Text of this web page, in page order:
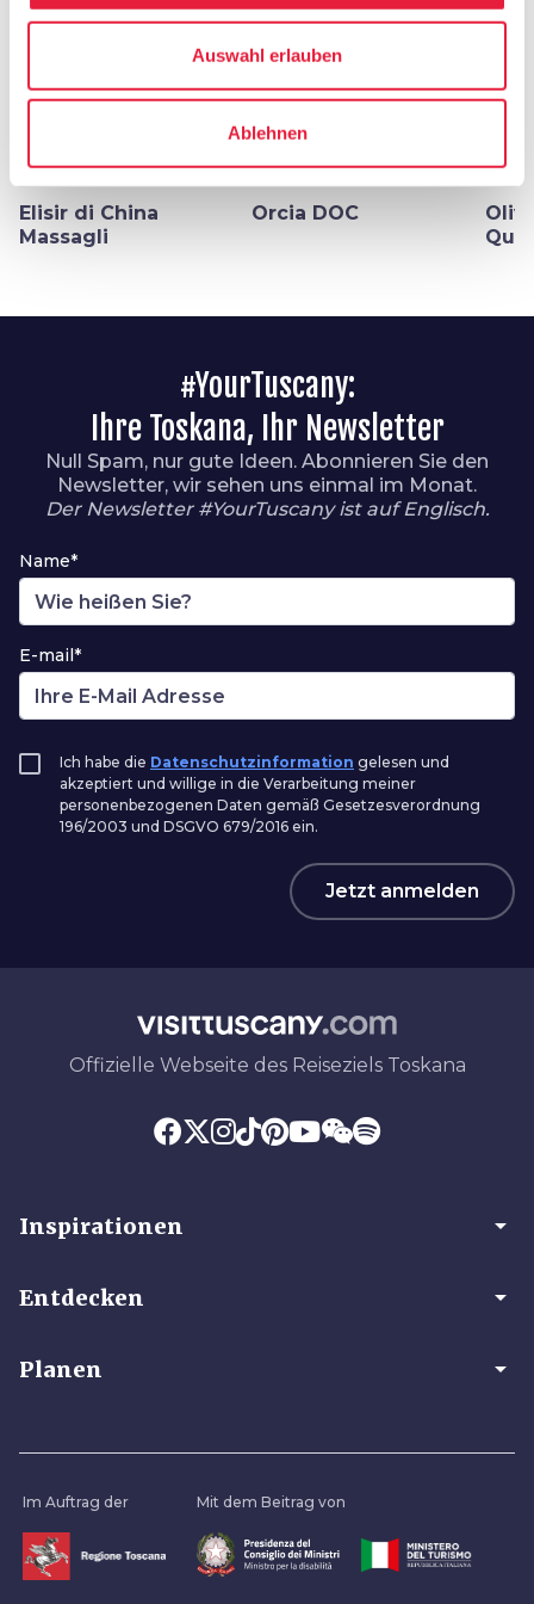
Auswahl erlauben
Ablehnen
Honig
Elisir di China
Massagli
Wein, Olivenöl und
Honig
Orcia DOC
#YourTuscany:
Ihre Toskana, Ihr Newsletter
Null Spam, nur gute Ideen. Abonnieren Sie den
Newsletter, wir sehen uns einmal im Monat.
Der Newsletter #YourTuscany ist auf Englisch.
Name*
E-mail*
Ich habe die Datenschutzinformation gelesen und
akzeptiert und willige in die Verarbeitung meiner
personenbezogenen Daten gemäß Gesetzesverordnung
196/2003 und DSGVO 679/2016 ein.
Jetzt anmelden
Offizielle Webseite des Reiseziels Toskana
Inspirationen arrow_drop_down
Entdecken arrow_drop_down
Planen arrow_drop_down
Im Auftrag der Mit dem Beitrag von